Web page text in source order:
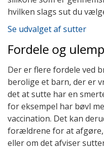
hvilken slags sut du
Se udvalget af sutter
Fordele og
Der er flere fordele ved
berolige et barn, der er
det at sutte har en
for eksempel har bøvl
vaccination. Det kan
forældrene for at
eller om det afviser